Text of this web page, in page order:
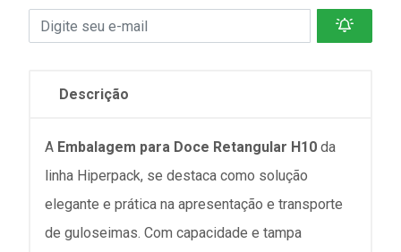
Descrição
A Embalagem para Doce Retangular H10 da
linha Hiperpack, se destaca como solução
elegante e prática na apresentação e transporte
de guloseimas. Com capacidade e tampa